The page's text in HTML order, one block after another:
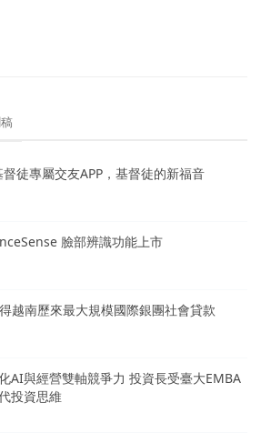
督徒專屬交友APP，基督徒的新福音
臉部辨識功能上市
越南歷來最大規模國際銀團社會貸款
AI與經營雙軸競爭力 投資長受臺大EMBA
投資思維